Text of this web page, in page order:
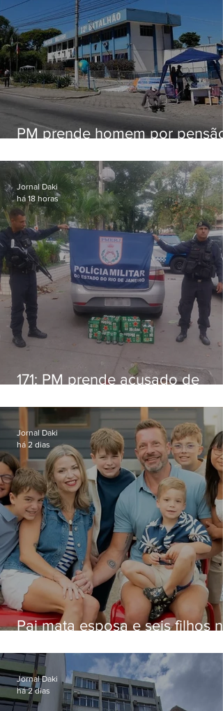
PM prende homem por pensão
171: PM prende acusado de
Niterói
Jornal Daki
há 18 horas
Pai mata esposa e seis filhos
Jornal Daki
há 2 dias
Jornal Daki
há 2 dias